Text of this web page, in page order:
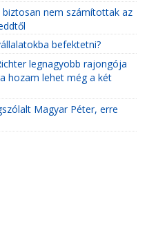
nem számítottak az
befektetni?
legnagyobb rajongója
hozam lehet még a két
Magyar Péter, erre